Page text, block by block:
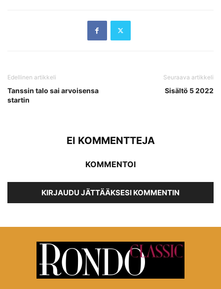
Edellinen artikkeli
Tanssin talo sai arvoisensa
startin
Seuraava artikkeli
Sisältö 5 2022
EI KOMMENTTEJA
KOMMENTOI
KIRJAUDU JÄTTÄÄKSESI KOMMENTIN